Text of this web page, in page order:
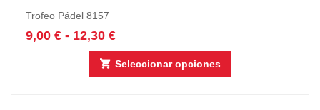
Trofeo Pádel 8157
9,00 € - 12,30 €
Seleccionar opciones